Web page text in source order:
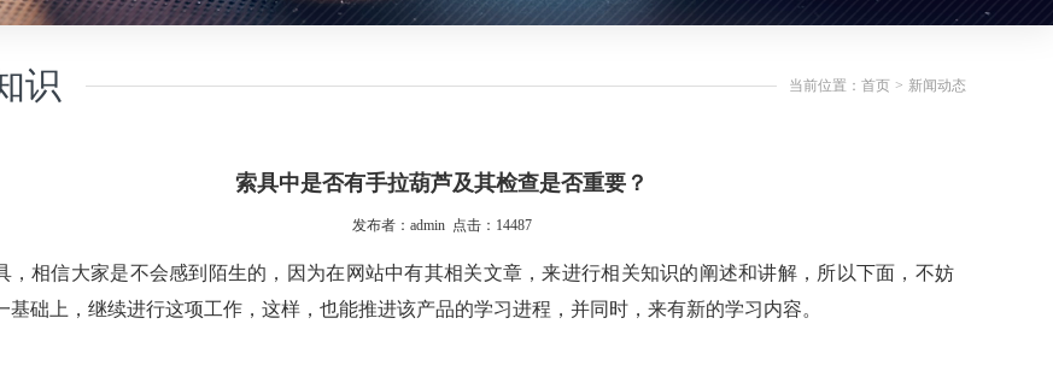
识 当前位置：首页 > 新闻动态
索具中是否有手拉葫芦及其检查是否重要？
发布者：admin 点击：14487
，相信大家是不会感到陌生的，因为在网站中有其相关文章，来进行相关知识的阐述和讲解，所以下面，不妨
基础上，继续进行这项工作，这样，也能推进该产品的学习进程，并同时，来有新的学习内容。